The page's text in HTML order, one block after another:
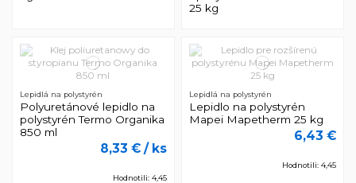
25 kg
Lepidlá na polystyrén
Polyuretánové lepidlo na
polystyrén Termo Organika
850 ml
8,33 € / ks
Hodnotili: 4,45
Lepidlá na polystyrén
Lepidlo na polystyrén
Mapei Mapetherm 25 kg
6,43 €
Hodnotili: 4,45